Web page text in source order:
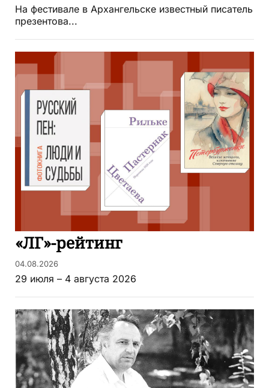
На фестивале в Архангельске известный писатель
презентова...
«ЛГ»-рейтинг
04.08.2026
29 июля – 4 августа 2026